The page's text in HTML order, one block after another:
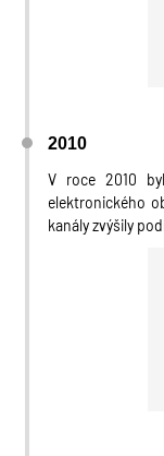
2010
V roce 2010
elektronického
kanály zvýšily